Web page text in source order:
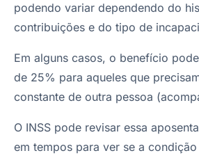
podendo variar dependendo do
contribuições e do tipo de
Em alguns casos, o benefício
de 25% para aqueles que
constante de outra pessoa
O INSS pode revisar essa
em tempos para ver se a